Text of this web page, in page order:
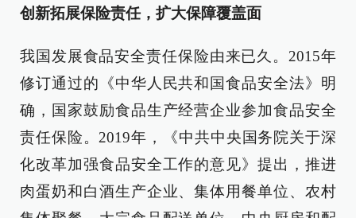
创新拓展保险责任，扩大保障覆盖面
我国发展食品安全责任保险由来已久。2015年
修订通过的《中华人民共和国食品安全法》明
确，国家鼓励食品生产经营企业参加食品安全
责任保险。2019年，《中共中央国务院关于深
化改革加强食品安全工作的意见》提出，推进
肉蛋奶和白酒生产企业、集体用餐单位、农村